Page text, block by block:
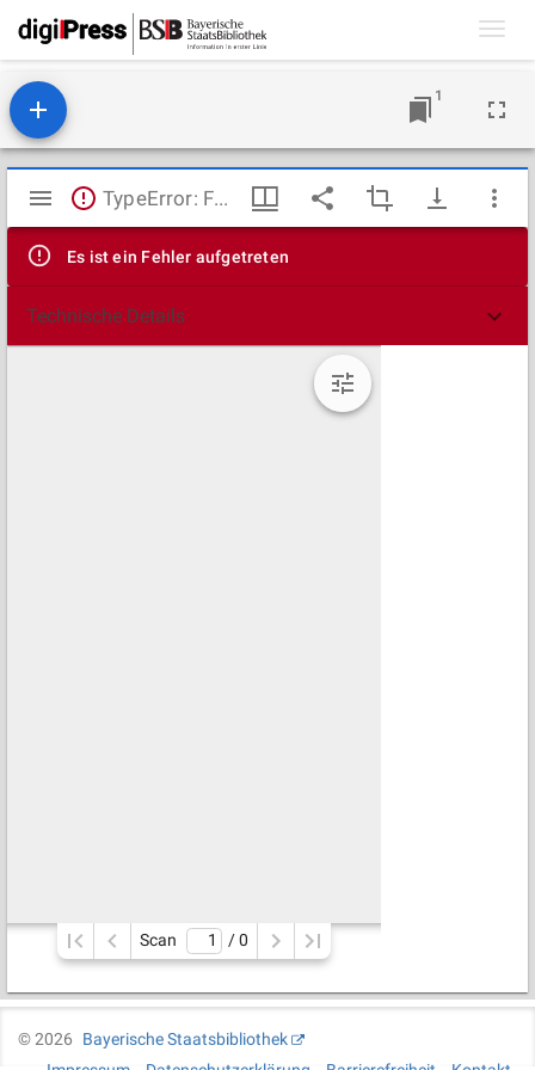
1
Mirador
Viewer
TypeError: Failed to fetch
Es ist ein Fehler aufgetreten
Technische Details
Scan / 0
©2026
Bayerische Staatsbibliothek